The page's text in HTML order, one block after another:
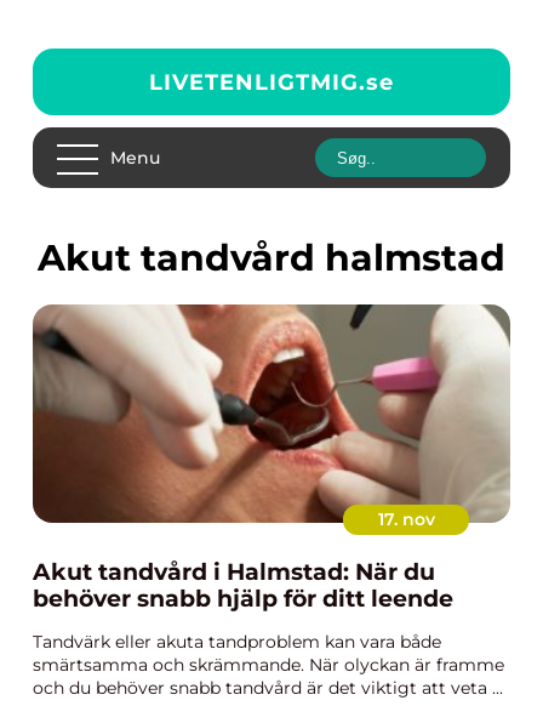
LIVETENLIGTMIG.se
Menu
akut tandvård halmstad
17. nov
Akut tandvård i Halmstad: När du
behöver snabb hjälp för ditt leende
Tandvärk eller akuta tandproblem kan vara både
smärtsamma och skrämmande. När olyckan är framme
och du behöver snabb tandvård är det viktigt att veta ...